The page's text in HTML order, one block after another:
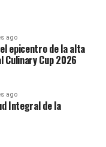
ago
epicentro de la alta
Culinary Cup 2026
ago
Integral de la